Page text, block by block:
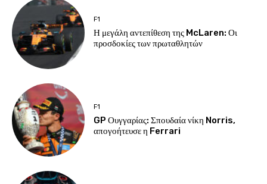
F1
Η μεγάλη αντεπίθεση της McLaren: Οι
προσδοκίες των πρωταθλητών
F1
GP Ουγγαρίας: Σπουδαία νίκη Norris,
απογοήτευσε η Ferrari